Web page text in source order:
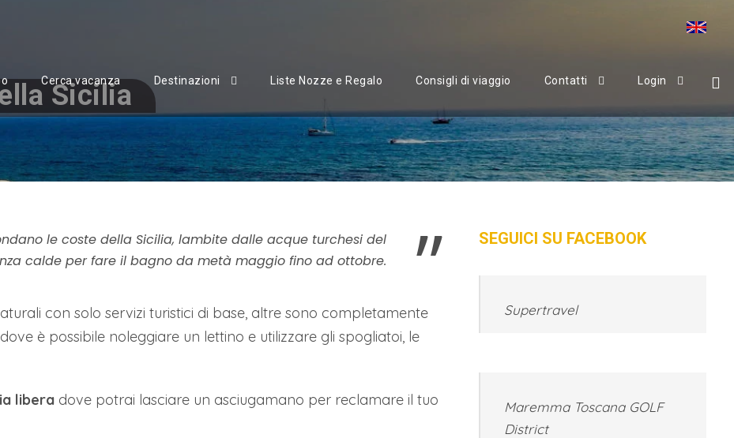
Cerca vacanza Destinazioni Liste Nozze e Regalo Consigli di viaggio Contatti Login
Sicilia
”
le coste della Sicilia, lambite dalle acque turchesi del
calde per fare il bagno da metà maggio fino ad ottobre.
con solo servizi turistici di base, altre sono completamente
è possibile noleggiare un lettino e utilizzare gli spogliatoi, le
libera dove potrai lasciare un asciugamano per reclamare il tuo
SEGUICI SU FACEBOOK
Supertravel
Maremma Toscana GOLF
District